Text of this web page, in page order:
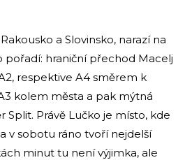
a Slovinsko, narazí na
hraniční přechod Macelj
respektive A4 směrem k
kolem města a pak mýtná
Split. Právě Lučko je místo, kde
v sobotu ráno tvoří nejdelší
minut tu není výjimka, ale